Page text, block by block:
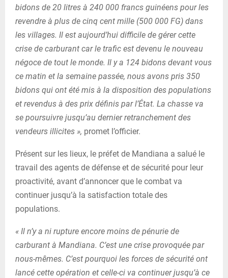
bidons de 20 litres à 240 000 francs guinéens pour les
revendre à plus de cinq cent mille (500 000 FG) dans
les villages. Il est aujourd’hui difficile de gérer cette
crise de carburant car le trafic est devenu le nouveau
négoce de tout le monde. Il y a 124 bidons devant vous
ce matin et la semaine passée, nous avons pris 350
bidons qui ont été mis à la disposition des populations
et revendus à des prix définis par l’État. La chasse va
se poursuivre jusqu’au dernier retranchement des
vendeurs illicites », promet l’officier.
Présent sur les lieux, le préfet de Mandiana a salué le
travail des agents de défense et de sécurité pour leur
proactivité, avant d’annoncer que le combat va
continuer jusqu’à la satisfaction totale des
populations.
« Il n’y a ni rupture encore moins de pénurie de
carburant à Mandiana. C’est une crise provoquée par
nous-mêmes. C’est pourquoi les forces de sécurité ont
lancé cette opération et celle-ci va continuer jusqu’à ce